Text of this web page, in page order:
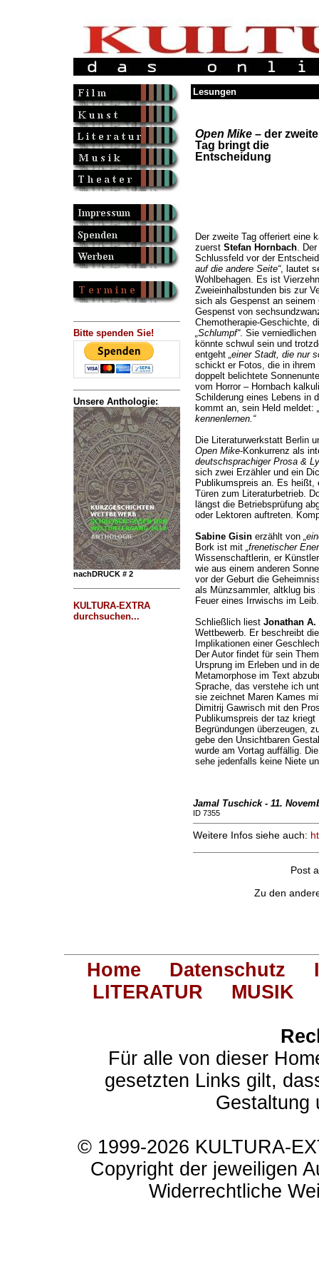
Bitte spenden Sie!
Unsere Anthologie:
nachDRUCK # 2
KULTURA-EXTRA
durchsuchen...
Lesungen
Open Mike– der zweite
Tag bringt die
Entscheidung
Der zweite Tag offeriert eine
zuerst Stefan Hornbach. Der
Schlussfeld vor der
auf die andere Seite“, lautet
Wohlbehagen. Es ist
Zweieinhalbstunden bis zur
sich als Gespenst an
Gespenst von
Chemotherapie-Geschichte,
„Schlumpf“. Sie verniedlichen
könnte schwul sein und
entgeht „einer Stadt, die nur
schickt er Fotos, die in ihrem
doppelt belichtete
vom Horror – Hornbach
Schilderung eines Lebens in
kommt an, sein Held meldet:
kennenlernen.“
Die Literaturwerkstatt Berlin
Open Mike-Konkurrenz als
deutschsprachiger Prosa &
sich zwei Erzähler und ein
Publikumspreis an. Es
Türen zum Literaturbetrieb.
längst die Betriebsprüfung
oder Lektoren auftreten.
Sabine Gisinerzählt von
Bork ist mit „frenetischer
Wissenschaftlerin, er
wie aus einem anderen
vor der Geburt die
als Münzsammler, altklug bis
Feuer eines Irrwischs im Leib.
Schließlich liest Jonathan A.
Wettbewerb. Er beschreibt
Implikationen einer
Der Autor findet für sein
Ursprung im Erleben und in
Metamorphose im Text
Sprache, das verstehe ich
sie zeichnet Maren Kames
Dimitrij Gawrisch mit den
Publikumspreis der taz
Begründungen überzeugen,
gebe den Unsichtbaren
wurde am Vortag auffällig.
sehe jedenfalls keine Niete
Jamal Tuschick - 11.
ID 7355
Weitere Infos siehe auch:
Post
Zu den
Home Datenschutz
LITERATUR
MUSIK
Für alle von dieser
gesetzten Links gilt,
Gestaltung
© 1999-2026 KULTURA-
Copyright der jeweiligen
Widerrechtliche